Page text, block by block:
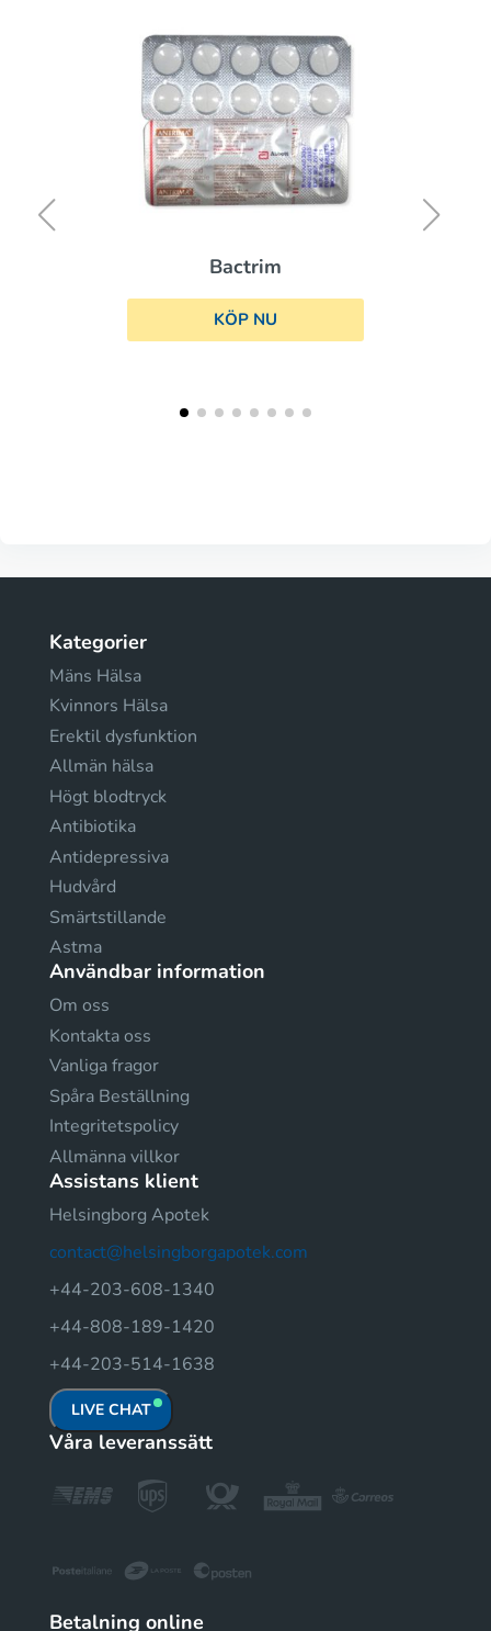
Bactrim
KÖP NU
Kategorier
Mäns Hälsa
Kvinnors Hälsa
Erektil dysfunktion
Allmän hälsa
Högt blodtryck
Antibiotika
Antidepressiva
Hudvård
Smärtstillande
Astma
Användbar information
Om oss
Kontakta oss
Vanliga fragor
Spåra Beställning
Integritetspolicy
Allmänna villkor
Assistans klient
Helsingborg Apotek
contact@helsingborgapotek.com
+44-203-608-1340
+44-808-189-1420
+44-203-514-1638
LIVE CHAT
Våra leveranssätt
Betalning online